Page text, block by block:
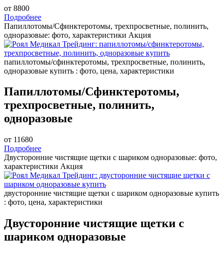
от 8800
Подробнее
Папиллотомы/Сфинктеротомы, трехпросветные, полинить,
одноразовые: фото, характеристики Акция
папиллотомы/сфинктеротомы, трехпросветные, полинить,
одноразовые купить : фото, цена, характеристики
Папиллотомы/Сфинктеротомы,
трехпросветные, полинить,
одноразовые
от 11680
Подробнее
Двусторонние чистящие щетки с шариком одноразовые: фото,
характеристики Акция
двусторонние чистящие щетки с шариком одноразовые купить
: фото, цена, характеристики
Двусторонние чистящие щетки с
шариком одноразовые